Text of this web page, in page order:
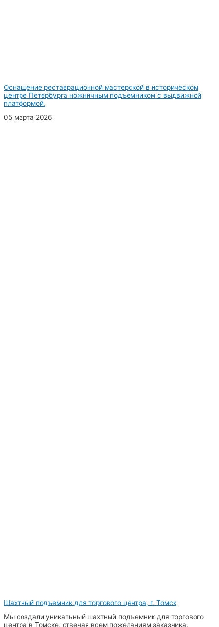
Оснащение реставрационной мастерской в историческом
центре Петербурга ножничным подъемником с выдвижной
платформой.
05 марта 2026
Шахтный подъемник для торгового центра, г. Томск
Мы создали уникальный шахтный подъемник для торгового
центра в Томске, отвечая всем пожеланиям заказчика.